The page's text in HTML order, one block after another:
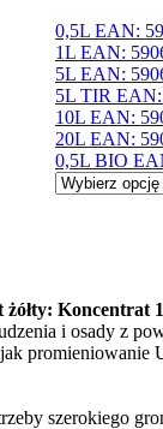
0,5L EAN:
1L EAN:
5L EAN:
5L TIR EAN:
10L EAN:
20L EAN:
0,5L BIO
Koncentrat
i osady z
szerokiego